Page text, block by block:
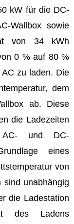
kW für die DC-
Wallbox sowie
von 34 kWh
0 % auf 80 %
zu laden. Die
dem
ab. Diese
die Ladezeiten
AC- und DC-
eines
von
sind unabhängig
die Ladestation
des Ladens